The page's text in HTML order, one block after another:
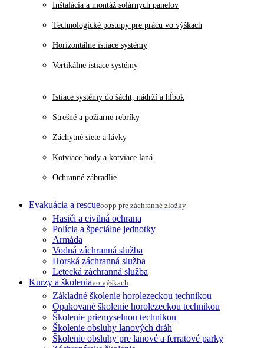
Inštalácia a montáž solárnych panelov
Technologické postupy pre prácu vo výškach
Horizontálne istiace systémy
Vertikálne istiace systémy
Istiace systémy do šácht, nádrží a hĺbok
Strešné a požiarne rebríky
Záchytné siete a lávky
Kotviace body a kotviace laná
Ochranné zábradlie
Evakuácia a rescueoopp pre záchranné zložky
Hasiči a civilná ochrana
Polícia a špeciálne jednotky
Armáda
Vodná záchranná služba
Horská záchranná služba
Letecká záchranná služba
Kurzy a školeniavo výškach
Základné školenie horolezeckou technikou
Opakované školenie horolezeckou technikou
Školenie priemyselnou technikou
Školenie obsluhy lanových dráh
Školenie obsluhy pre lanové a ferratové parky